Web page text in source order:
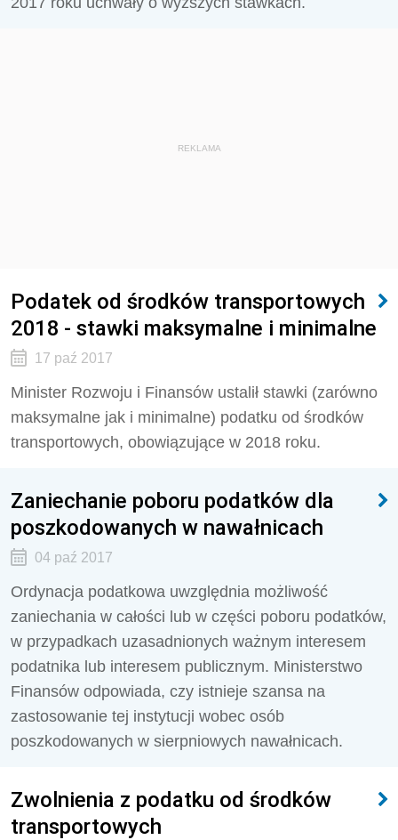
REKLAMA
Podatek od środków transportowych
2018 - stawki maksymalne i minimalne
17 paź 2017
Minister Rozwoju i Finansów ustalił stawki (zarówno
maksymalne jak i minimalne) podatku od środków
transportowych, obowiązujące w 2018 roku.
Zaniechanie poboru podatków dla
poszkodowanych w nawałnicach
04 paź 2017
Ordynacja podatkowa uwzględnia możliwość
zaniechania w całości lub w części poboru podatków,
w przypadkach uzasadnionych ważnym interesem
podatnika lub interesem publicznym. Ministerstwo
Finansów odpowiada, czy istnieje szansa na
zastosowanie tej instytucji wobec osób
poszkodowanych w sierpniowych nawałnicach.
Zwolnienia z podatku od środków
transportowych